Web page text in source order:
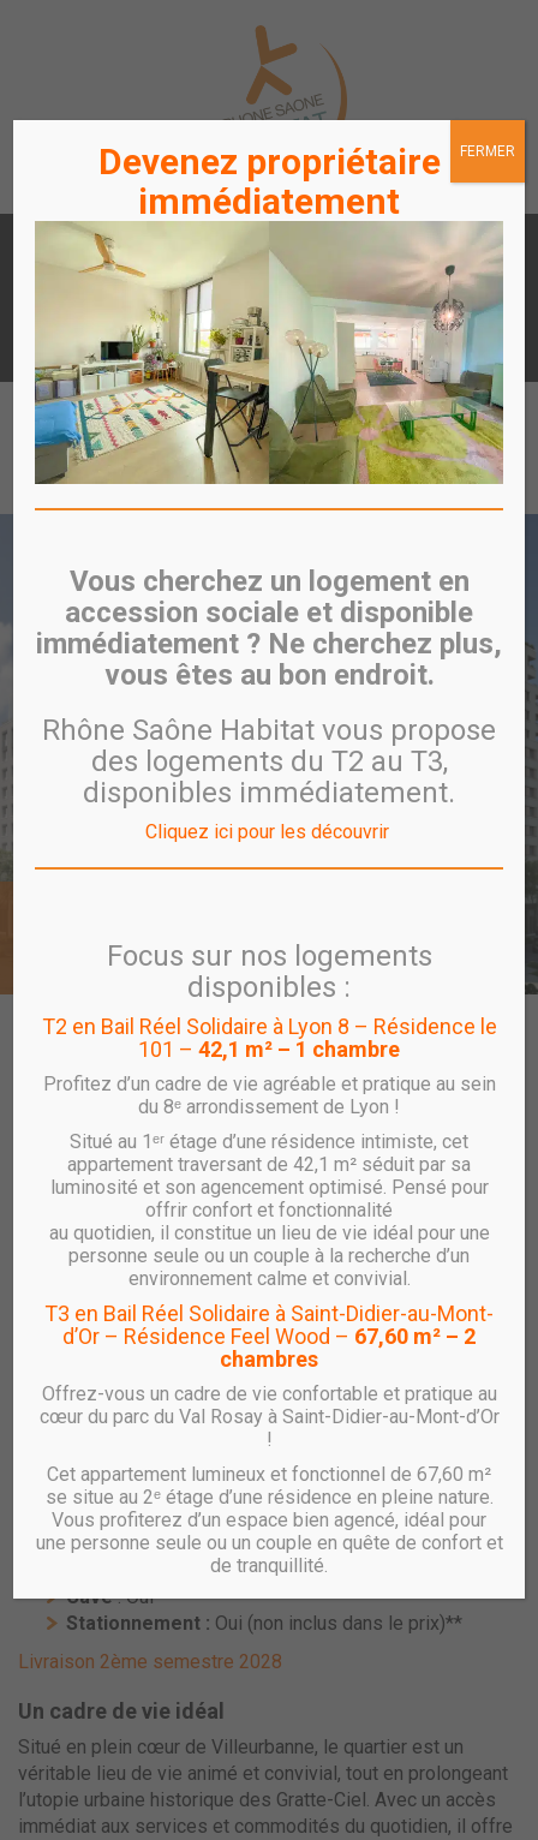
ACHETER
UN APPARTEMENT
UN APPARTEMENT /
STATIONNEMENT
ACCÈS
LOCATAIRES / PROPRIÉTAIRES
ACCÈS
COPROPRIÉTAIRES
le
menu
UTÔPIA
CARTE PROGRAMME
VISITE VIRTUELLE
PROGRAMMES EN COMMERCIALISATION
Vente UTÔPIA – T4 – B2.603
Appartement T4 Neuf avec loggia et
stationnement – Résidence UTÔPIA à Villeurbanne
Gratte-Ciel
RHÔNE SAÔNE HABITAT vous propose unappartement
T4 au 6ᵉ étage avec loggia et stationnement
la résidenceUTÔPIA, située dans le nouveau quartier
desGratte-Ciel à Villeurbanne.
Caractéristiques principales :
Type : T4
Étage :6
Surface habitable :80.89 m²
Cave: Oui
Stationnement : Oui (non inclus dans le prix)**
Livraison 2ème semestre 2028
Un cadre de vie idéal
Situé en plein cœur de Villeurbanne, le quartier est un
véritable lieu de vie animé et convivial, tout en prolongeant
l’utopie urbaine historique des Gratte-Ciel. Avec un accès
immédiat aux services et commodités du quotidien, il offre
Devenez propriétaire
immédiatement
Vous cherchez un logement en
accession sociale et disponible
immédiatement ? Ne cherchez plus,
vous êtes au bon endroit.
Rhône Saône Habitat vous propose
des logements du T2 au T3,
disponibles immédiatement.
Cliquez ici pour les découvrir
Focus sur nos logements
disponibles :
T2 en Bail Réel Solidaire à Lyon 8 – Résidence le
101 – 42,1 m² – 1 chambre
Profitez d’un cadre de vie agréable et pratique au sein
du 8ᵉ arrondissement de Lyon !
Situé au 1ᵉʳ étage d’une résidence intimiste, cet
appartement traversant de 42,1 m² séduit par sa
luminosité et son agencement optimisé. Pensé pour
offrir confort et fonctionnalité
au quotidien, il constitue un lieu de vie idéal pour une
personne seule ou un couple à la recherche d’un
environnement calme et convivial.
T3 en Bail Réel Solidaire à Saint-Didier-au-Mont-
d’Or – Résidence Feel Wood – 67,60 m² – 2
chambres
Offrez-vous un cadre de vie confortable et pratique au
cœur du parc du Val Rosay à Saint-Didier-au-Mont-d’Or
!
Cet appartement lumineux et fonctionnel de 67,60 m²
se situe au 2ᵉ étage d’une résidence en pleine nature.
Vous profiterez d’un espace bien agencé, idéal pour
une personne seule ou un couple en quête de confort et
de tranquillité.
FERMER